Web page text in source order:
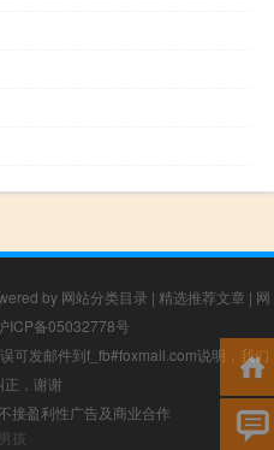
by 网站分类目录 | 精选推荐文章 | 网
ICP备05032778号
可发邮件到f_fb#foxmail.com说明，我们
正，谢谢
接盈利性广告及商业合作
孩